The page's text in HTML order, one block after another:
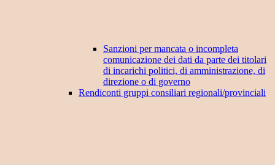
Sanzioni per mancata o incompleta
comunicazione dei dati da parte dei titolari
di incarichi politici, di amministrazione, di
direzione o di governo
Rendiconti gruppi consiliari regionali/provinciali